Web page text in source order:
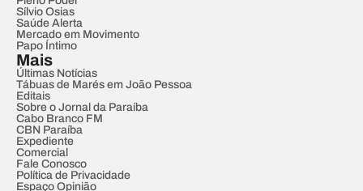
Sílvio Osias
Saúde Alerta
Mercado em Movimento
Papo Íntimo
Mais
Últimas Notícias
Tábuas de Marés em João Pessoa
Editais
Sobre o Jornal da Paraíba
Cabo Branco FM
CBN Paraíba
Expediente
Comercial
Fale Conosco
Política de Privacidade
Espaço Opinião